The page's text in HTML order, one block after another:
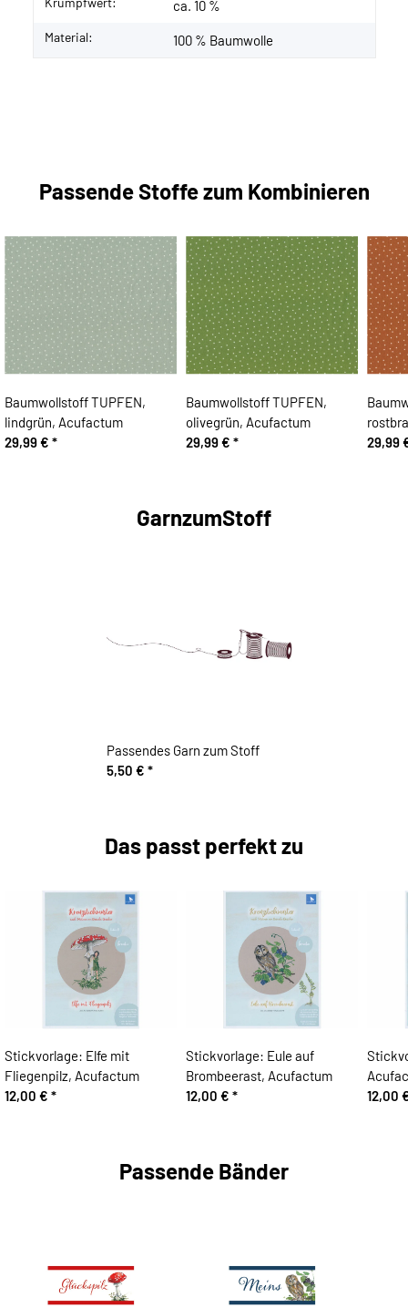
ca. 10 %
Material: 100 % Baumwolle
Passende Stoffe zum Kombinieren
Baumwollstoff TUPFEN,
lindgrün, Acufactum
29,99 € *
Baumwollstoff TUPFEN,
olivegrün, Acufactum
29,99 € *
29,99
GarnzumStoff
Passendes Garn zum Stoff
5,50 € *
Das passt perfekt zu
Stickvorlage: Elfe mit
Fliegenpilz, Acufactum
12,00 € *
Stickvorlage: Eule auf
Brombeerast, Acufactum
12,00 € *
12,00
Passende Bänder